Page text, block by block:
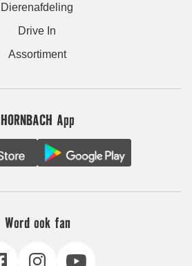
Dierenafdeling
Drive In
Assortiment
HORNBACH App
Word ook fan